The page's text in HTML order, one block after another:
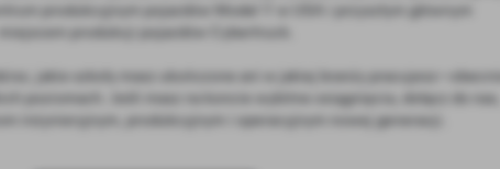
produkcyjnym pojazdów Model Y w USA i przyszłym głównym
miejscem produkcji pojazdów Cybertruck.
jakie szkoły masz ukończone ani w jakiej branży pracujesz—obecnie
poziomach. Jeśli masz na koncie wybitne osiągnięcia, dołącz do nas,
inżynieryjnym, produkcyjnym i operacyjnym nowej generacji.